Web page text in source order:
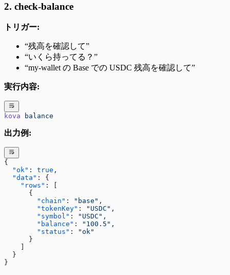
2. check-balance
トリガー:
“残高を確認して”
“いくら持ってる？”
“my-wallet の Base での USDC 残高を確認して”
実行内容:
kova balance
出力例:
{
  "ok"
: true ,
  "data"
: {
    "rows"
: [
      {
        "chain"
: "base" ,
        "tokenKey"
: "USDC" ,
        "symbol"
: "USDC" ,
        "balance"
: "100.5" ,
        "status"
:
"ok"
      }
  }
}